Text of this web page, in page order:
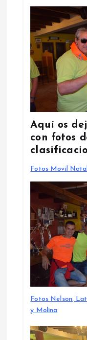
Aquí os
con fotos
Fotos Movil
Fotos Nelson,
y Molina